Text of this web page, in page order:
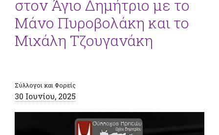
στον Άγιο Δημήτριο με το
Μάνο Πυροβολάκη και το
Μιχάλη Τζουγανάκη
Σύλλογοι και Φορείς
30 Ιουνίου, 2025